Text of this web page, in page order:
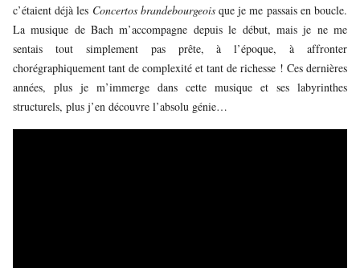
c’étaient déjà les Concertos brandebourgeoisque je me passais en boucle.
La musique de Bach m’accompagne depuis le début, mais je ne me
sentais tout simplement pas prête, à l’époque, à affronter
chorégraphiquement tant de complexité et tant de richesse ! Ces dernières
années, plus je m’immerge dans cette musique et ses labyrinthes
structurels, plus j’en découvre l’absolu génie…